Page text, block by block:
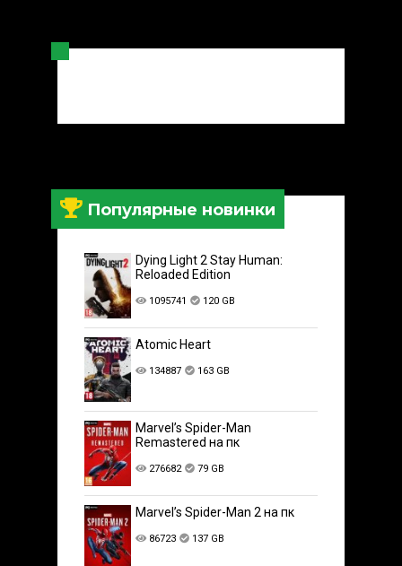
Популярные новинки
Dying Light 2 Stay Human:
Reloaded Edition
1095741 120 GB
Atomic Heart
134887 163 GB
Marvel’s Spider-Man
Remastered на пк
276682 79 GB
Marvel’s Spider-Man 2 на пк
86723 137 GB